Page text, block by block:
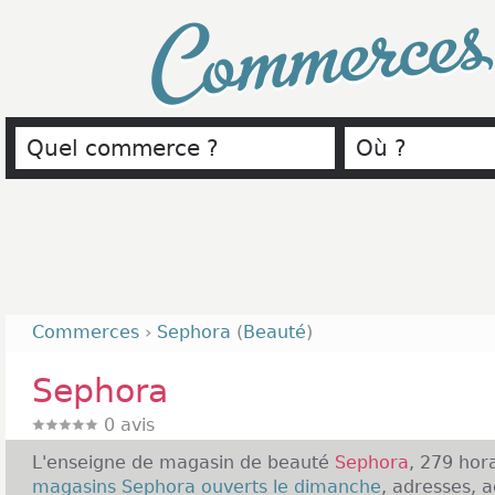
Commerces › Sephora (Beauté)
Sephora
0 avis
L'enseigne de magasin de beauté Sephora, 279
magasins Sephora ouverts le dimanche, adresses,